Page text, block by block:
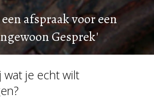
afspraak voor een
Gesprek'
Meer weten?
wat je echt wilt